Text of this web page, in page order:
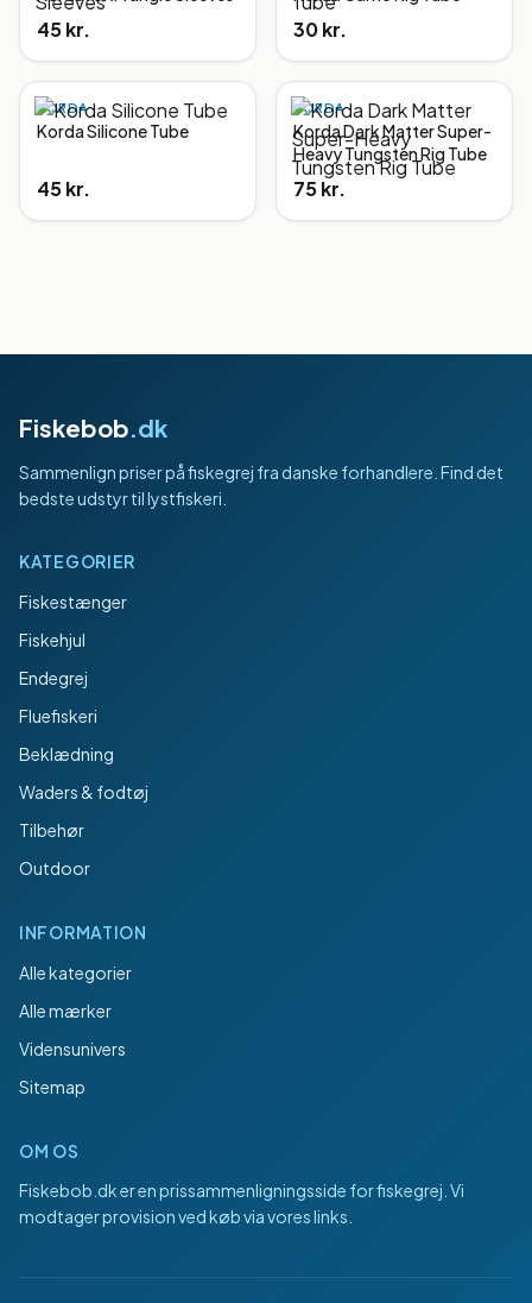
45 kr. 30 kr.
KORDA
Korda Silicone Tube
45 kr.
KORDA
Korda Dark Matter Super-
Heavy Tungsten Rig Tube
75 kr.
Fiskebob.dk
Sammenlign priser på fiskegrej fra danske forhandlere. Find det
bedste udstyr til lystfiskeri.
KATEGORIER
Fiskestænger
Fiskehjul
Endegrej
Fluefiskeri
Beklædning
Waders & fodtøj
Tilbehør
Outdoor
INFORMATION
Alle kategorier
Alle mærker
Vidensunivers
Sitemap
OM OS
Fiskebob.dker en prissammenligningsside for fiskegrej. Vi
modtager provision ved køb via vores links.